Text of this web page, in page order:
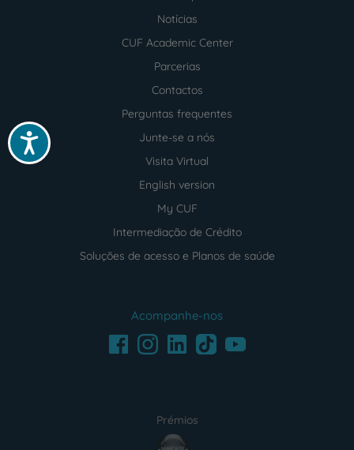
Acessibilidade
Notícias
CUF Academic Center
Parcerias
Contactos
Perguntas frequentes
Junte-se a nós
Visita Virtual
English version
My CUF
Intermediação de Crédito
Soluções de acesso e Planos de saúde
Acompanhe-nos
FacebookInstagramLinkedInTikTokYoutube
Prémios
award4